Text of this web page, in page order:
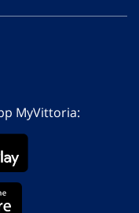
MyVittoria: